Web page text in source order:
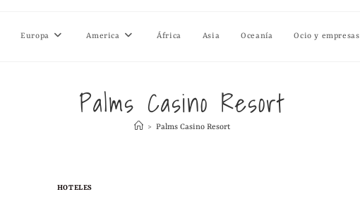
Europa America África Asia Oceanía Ocio y empresas
Palms Casino Resort
> Palms Casino Resort
HOTELES